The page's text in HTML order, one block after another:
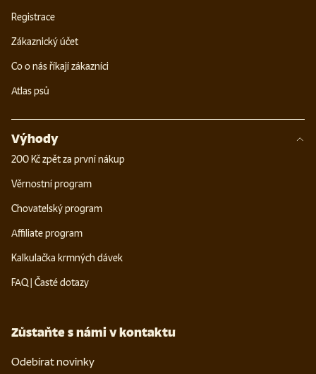
Registrace
Zákaznický účet
Co o nás říkají zákazníci
Atlas psů
Výhody
200 Kč zpět za první nákup
Věrnostní program
Chovatelský program
Affiliate program
Kalkulačka krmných dávek
FAQ | Časté dotazy
Zůstaňte s námi v kontaktu
Odebírat novinky